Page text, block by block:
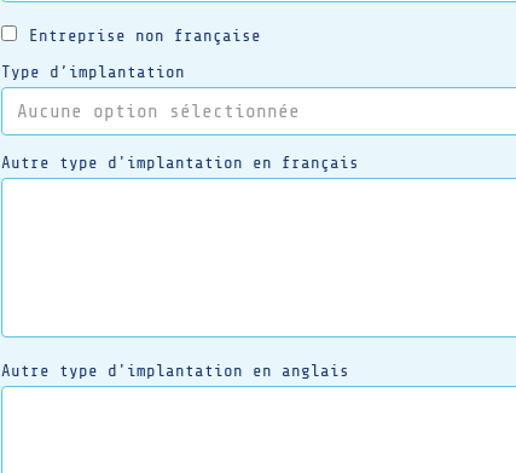
Entreprise non française
Type d’implantation
Aucune option sélectionnée
Autre type d'implantation en français
Autre type d'implantation en anglais